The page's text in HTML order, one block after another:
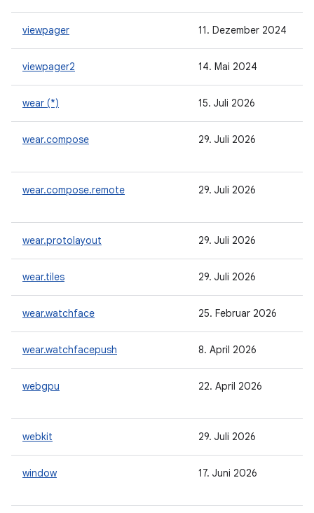
viewpager 11. Dezember 2024
viewpager2 14. Mai 2024
wear (*) 15. Juli 2026
wear.compose 29. Juli 2026
wear.compose.remote 29. Juli 2026
wear.protolayout 29. Juli 2026
wear.tiles 29. Juli 2026
wear.watchface 25. Februar 2026
wear.watchfacepush 8. April 2026
webgpu 22. April 2026
webkit 29. Juli 2026
window 17. Juni 2026